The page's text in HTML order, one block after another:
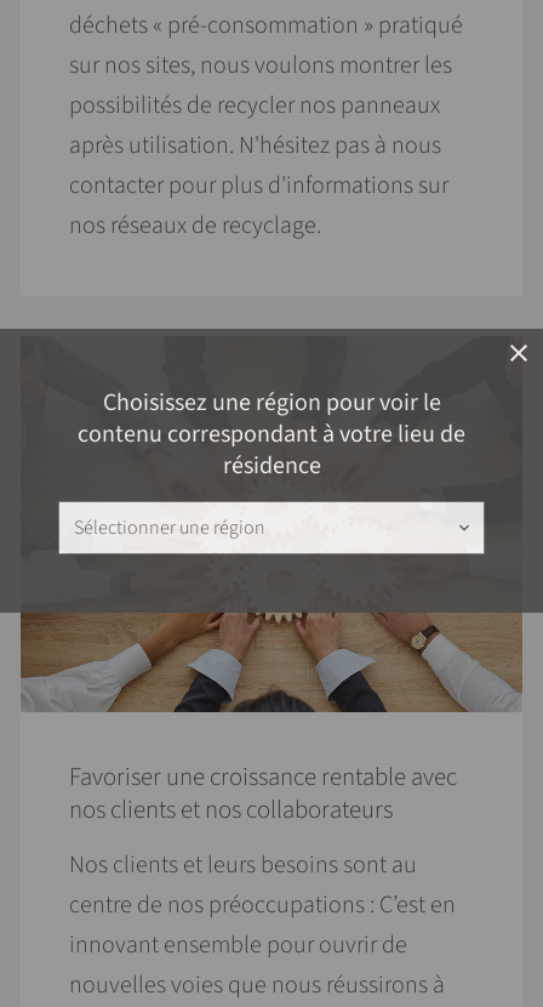
close
Choisissez une région pour voir le
contenu correspondant à votre lieu de
résidence
Sélectionner une région keyboard_arrow_down
déchets « pré-consommation » pratiqué
sur nos sites, nous voulons montrer les
possibilités de recycler nos panneaux
après utilisation. N'hésitez pas à nous
contacter pour plus d'informations sur
nos réseaux de recyclage.
Favoriser une croissance rentable avec
nos clients et nos collaborateurs
Nos clients et leurs besoins sont au
centre de nos préoccupations : C’est en
innovant ensemble pour ouvrir de
nouvelles voies que nous réussirons à